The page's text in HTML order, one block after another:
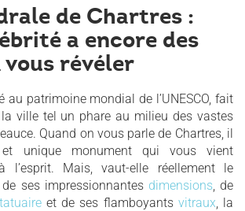
de Chartres :
a encore des
révéler
au patrimoine mondial de l’UNESCO, fait
ville tel un phare au milieu des vastes
Quand on vous parle de Chartres, il
unique monument qui vous vient
l’esprit. Mais, vaut-elle réellement le
ses impressionnantes dimensions, de
et de ses flamboyants vitraux, la